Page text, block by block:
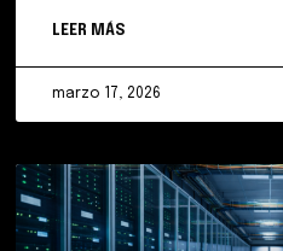
LEER MÁS
marzo 17, 2026